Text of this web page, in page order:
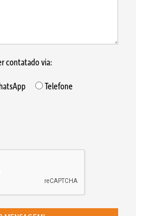
contatado via:
Telefone